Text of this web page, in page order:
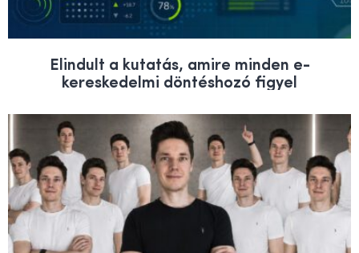
Elindult a kutatás, amire minden e-
kereskedelmi döntéshozó figyel